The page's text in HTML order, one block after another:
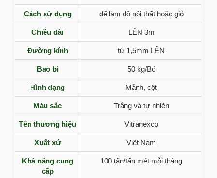
Cách sử dụng để làm đồ nội thất hoặc giỏ
Chiều dài LÊN 3m
Đường kính từ 1,5mm LÊN
Bao bì 50 kg/Bó
Hình dạng Mảnh, cột
Màu sắc Trắng và tự nhiên
Tên thương hiệu Vitranexco
Xuất xứ Việt Nam
Khả năng cung
cấp
100 tấn/tấn mét mỗi tháng